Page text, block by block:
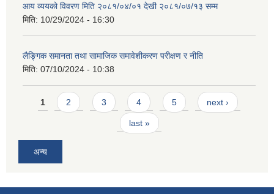
आय व्ययको विवरण मिति २०८१/०४/०१ देखी २०८१/०७/१३ सम्म
मिति: 10/29/2024 - 16:30
लैङ्गिक समानता तथा सामाजिक समावेशीकरण परीक्षण र नीति
मिति: 07/10/2024 - 10:38
Pages
1 2 3 4 5 next ›
last »
अन्य